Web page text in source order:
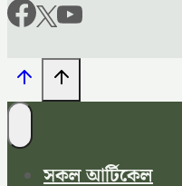
সকল আর্টিকেল